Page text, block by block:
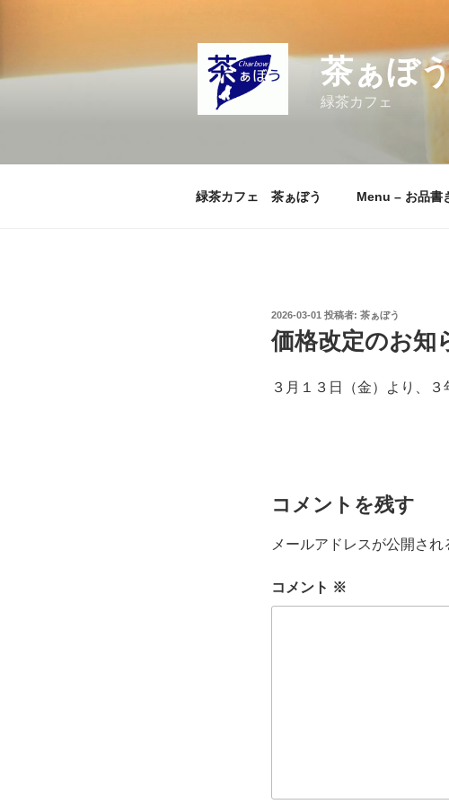
ン
茶ぁぼ
緑茶カフェ
緑茶カフェ 茶ぁぼう Menu – お品書
投
稿
日:
2026-03-01 投稿者: 茶ぁぼう
価格改定のお知
３月１３日（金）より、
コメントを残す
メールアドレスが公開され
コメント ※